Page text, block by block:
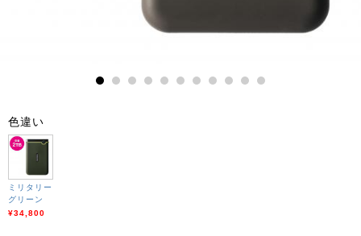
10
色違い
ミリタリー
グリーン
¥34,800